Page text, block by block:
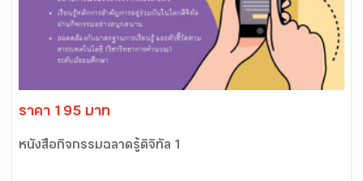
ราคา 195 บาท
หนังสือกิจกรรมฉลาดรู้ดิจิทัล 1